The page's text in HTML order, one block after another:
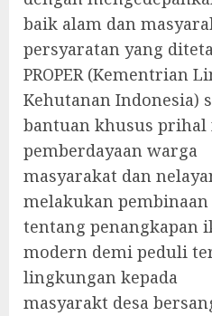
baik alam dan
persyaratan yang
PROPER (Kementrian
Kehutanan Indonesia)
bantuan khusus prihal
pemberdayaan warga
masyarakat dan
melakukan
tentang penangkapan
modern demi peduli
lingkungan kepada
masyarakt desa